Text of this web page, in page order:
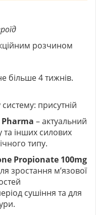
розчином
більше 4 тижнів.
присутній
– актуальний
та інших силових
типу.
Propionate 100mg
зростання м’язової
сушіння та для